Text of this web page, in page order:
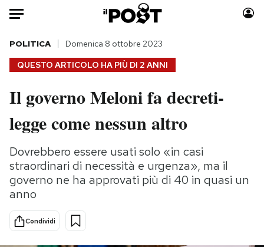
Auto
HOME
Italia
Politica
Tecnologia
Internet
Scienza
Economia
Moda
Consumismi
Storie/Idee
Ok Boomer!
Media
QUESTO ARTICOLO HA PIÙ DI 2 ANNI
POLITICA Domenica 8 ottobre 2023
Il governo Meloni fa decreti-
legge come nessun altro
Dovrebbero essere usati solo «in casi
straordinari di necessità e urgenza», ma il
governo ne ha approvati più di 40 in quasi un
anno
Condividi